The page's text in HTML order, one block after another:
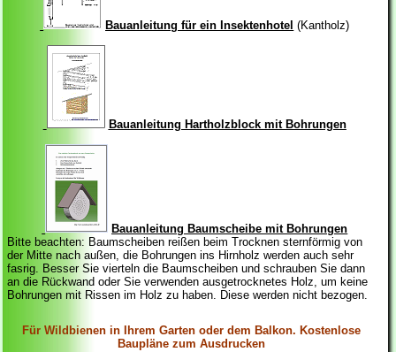
Bauanleitung für ein Insektenhotel (Kantholz)
Bauanleitung Hartholzblock mit Bohrungen
Bauanleitung Baumscheibe mit Bohrungen
Bitte beachten: Baumscheiben reißen beim Trocknen sternförmig von
der Mitte nach außen, die Bohrungen ins Hirnholz werden auch sehr
fasrig. Besser Sie vierteln die Baumscheiben und schrauben Sie dann
an die Rückwand oder Sie verwenden ausgetrocknetes Holz, um keine
Bohrungen mit Rissen im Holz zu haben. Diese werden nicht bezogen.
Für Wildbienen in Ihrem Garten oder dem Balkon. Kostenlose
Baupläne zum Ausdrucken